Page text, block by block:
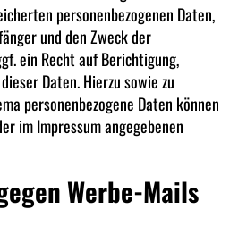
personenbezogenen Daten,
und den Zweck der
ein Recht auf Berichtigung,
Daten. Hierzu sowie zu
personenbezogene Daten können
im Impressum angegebenen
Werbe-Mails